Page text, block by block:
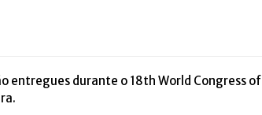
entregues durante o 18th World Congress of